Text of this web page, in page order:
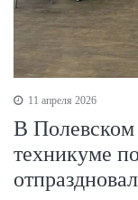
11 апреля 2026
В
техникуме